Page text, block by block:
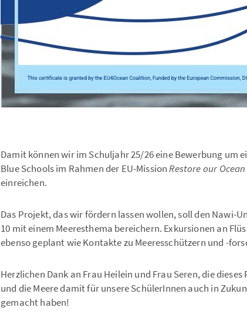
Damit können wir im Schuljahr 25/26 eine Bewerbung um
Blue Schools im Rahmen der EU-MissionRestore our
einreichen.
Das Projekt, das wir fördern lassen wollen, soll den Nawi-
10 mit einem Meeresthema bereichern. Exkursionen an
ebenso geplant wie Kontakte zu Meeresschützern und -
Herzlichen Dank an Frau Heilein und Frau Seren, die
und die Meere damit für unsere SchülerInnen auch in
gemacht haben!